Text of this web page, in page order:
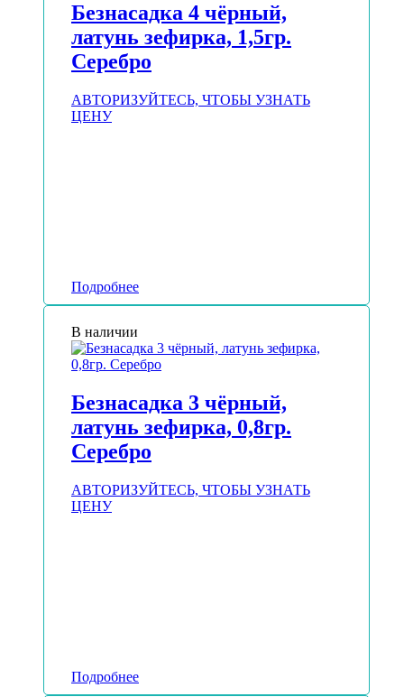
Безнасадка 4 чёрный,
латунь зефирка, 1,5гр.
Серебро
АВТОРИЗУЙТЕСЬ, ЧТОБЫ УЗНАТЬ
ЦЕНУ
Подробнее
В наличии
Безнасадка 3 чёрный,
латунь зефирка, 0,8гр.
Серебро
АВТОРИЗУЙТЕСЬ, ЧТОБЫ УЗНАТЬ
ЦЕНУ
Подробнее